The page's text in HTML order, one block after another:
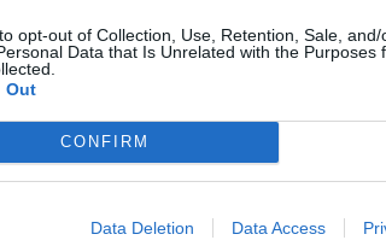
opt-out of Collection, Use, Retention, Sale, and/
Data that Is Unrelated with the Purposes
Out
CONFIRM
Data Deletion Data Access